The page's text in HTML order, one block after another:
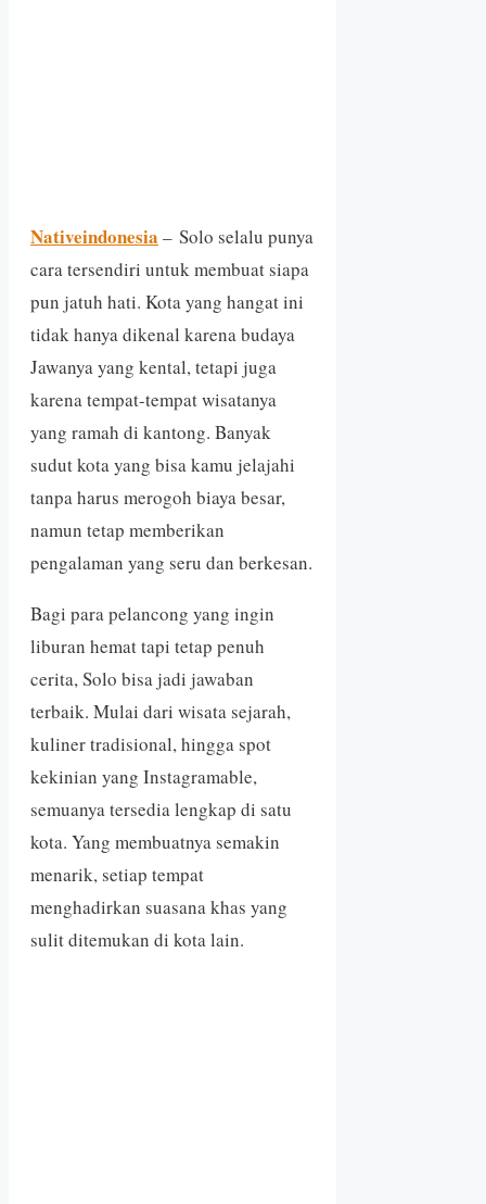
Nativeindonesia – Solo selalu punya
cara tersendiri untuk membuat siapa
pun jatuh hati. Kota yang hangat ini
tidak hanya dikenal karena budaya
Jawanya yang kental, tetapi juga
karena tempat-tempat wisatanya
yang ramah di kantong. Banyak
sudut kota yang bisa kamu jelajahi
tanpa harus merogoh biaya besar,
namun tetap memberikan
pengalaman yang seru dan berkesan.
Bagi para pelancong yang ingin
liburan hemat tapi tetap penuh
cerita, Solo bisa jadi jawaban
terbaik. Mulai dari wisata sejarah,
kuliner tradisional, hingga spot
kekinian yang Instagramable,
semuanya tersedia lengkap di satu
kota. Yang membuatnya semakin
menarik, setiap tempat
menghadirkan suasana khas yang
sulit ditemukan di kota lain.